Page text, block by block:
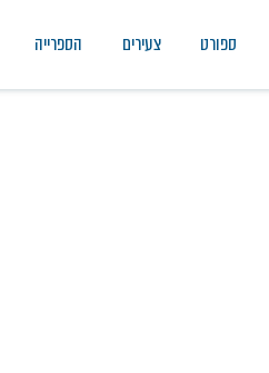
ספורט צעירים הספרייה